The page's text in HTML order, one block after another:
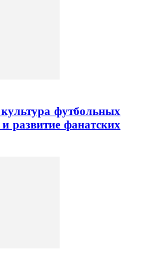
футбольных
развитие фанатских